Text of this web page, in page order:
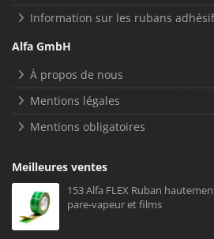
Information sur les rubans
Alfa GmbH
À propos de nous
Mentions légales
Mentions obligatoires
Meilleures ventes
153 Alfa FLEX Ruban
pare-vapeur et films